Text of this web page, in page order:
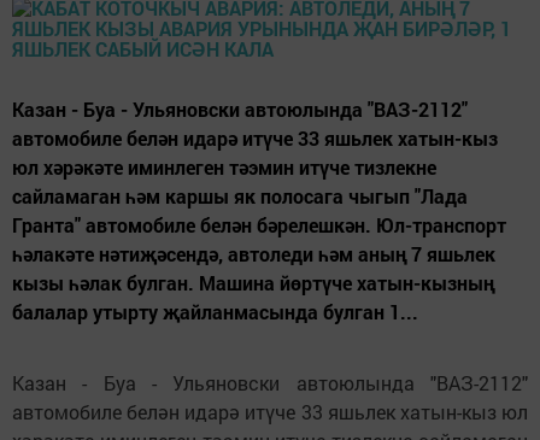
Казан - Буа - Ульяновски автоюлында "ВАЗ-2112"
автомобиле белән идарә итүче 33 яшьлек хатын-кыз
юл хәрәкәте иминлеген тәэмин итүче тизлекне
сайламаган һәм каршы як полосага чыгып "Лада
Гранта" автомобиле белән бәрелешкән. Юл-транспорт
һәлакәте нәтиҗәсендә, автоледи һәм аның 7 яшьлек
кызы һәлак булган. Машина йөртүче хатын-кызның
балалар утырту җайланмасында булган 1...
Казан - Буа - Ульяновски автоюлында "ВАЗ-2112"
автомобиле белән идарә итүче 33 яшьлек хатын-кыз юл